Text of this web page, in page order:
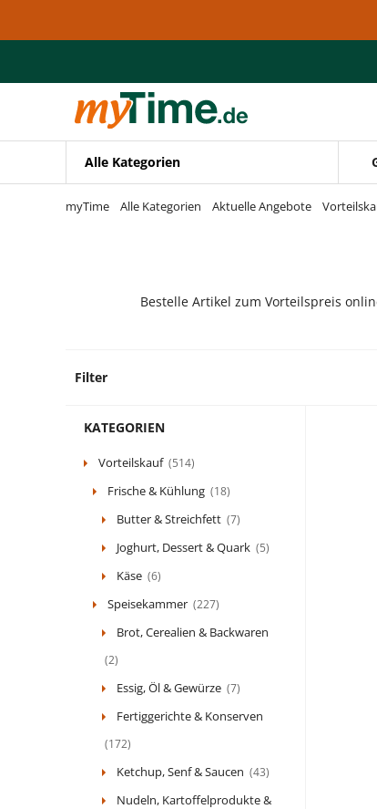
Zur Navigation springen
Alle Kategorien
myTime Alle Kategorien Aktuelle Angebote
Bestelle Artikel zum Vorteilspreis
Filter
KATEGORIEN
Vorteilskauf (514)
Frische & Kühlung (18)
Butter & Streichfett (7)
Joghurt, Dessert & Quark (5)
Käse (6)
Speisekammer (227)
Brot, Cerealien & Backwaren
(2)
Essig, Öl & Gewürze (7)
Fertiggerichte & Konserven
(172)
Ketchup, Senf & Saucen (43)
Nudeln, Kartoffelprodukte &